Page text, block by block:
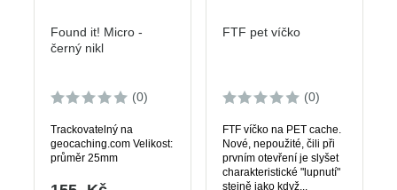
Found it! Micro -
černý nikl
(0)
Trackovatelný na
geocaching.com Velikost:
průměr 25mm
FTF pet víčko
(0)
FTF víčko na PET cache.
Nové, nepoužité, čili při
prvním otevření je slyšet
charakteristické "lupnutí"
stejně jako když...